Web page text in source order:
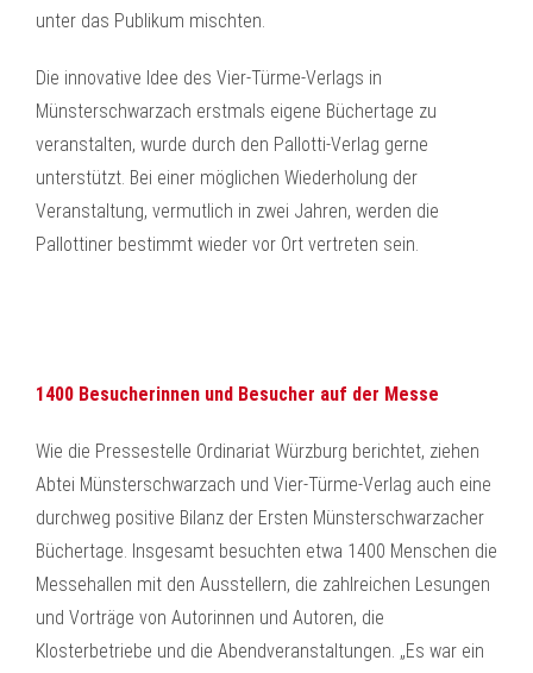
unter das Publikum mischten.
Die innovative Idee des Vier-Türme-Verlags in
Münsterschwarzach erstmals eigene Büchertage zu
veranstalten, wurde durch den Pallotti-Verlag gerne
unterstützt. Bei einer möglichen Wiederholung der
Veranstaltung, vermutlich in zwei Jahren, werden die
Pallottiner bestimmt wieder vor Ort vertreten sein.
1400 Besucherinnen und Besucher auf der Messe
Wie die ‍Pressestelle Ordinariat Würzburg berichtet, ziehen
Abtei Münsterschwarzach und Vier-Türme-Verlag auch eine
durchweg positive Bilanz der Ersten Münsterschwarzacher
Büchertage. Insgesamt besuchten etwa 1400 Menschen die
Messehallen mit den Ausstellern, die zahlreichen Lesungen
und Vorträge von Autorinnen und Autoren, die
Klosterbetriebe und die Abendveranstaltungen. „Es war ein